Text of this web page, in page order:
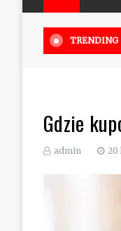
TRENDING
Gdzie
admin 20